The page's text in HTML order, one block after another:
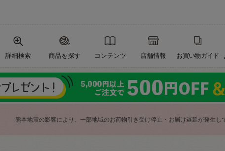
詳細検索 商品を探す コンテンツ 店舗情報 お買い物ガイド
熊本地震の影響により、一部地域のお荷物引き受け停止・お届け遅延が発生し